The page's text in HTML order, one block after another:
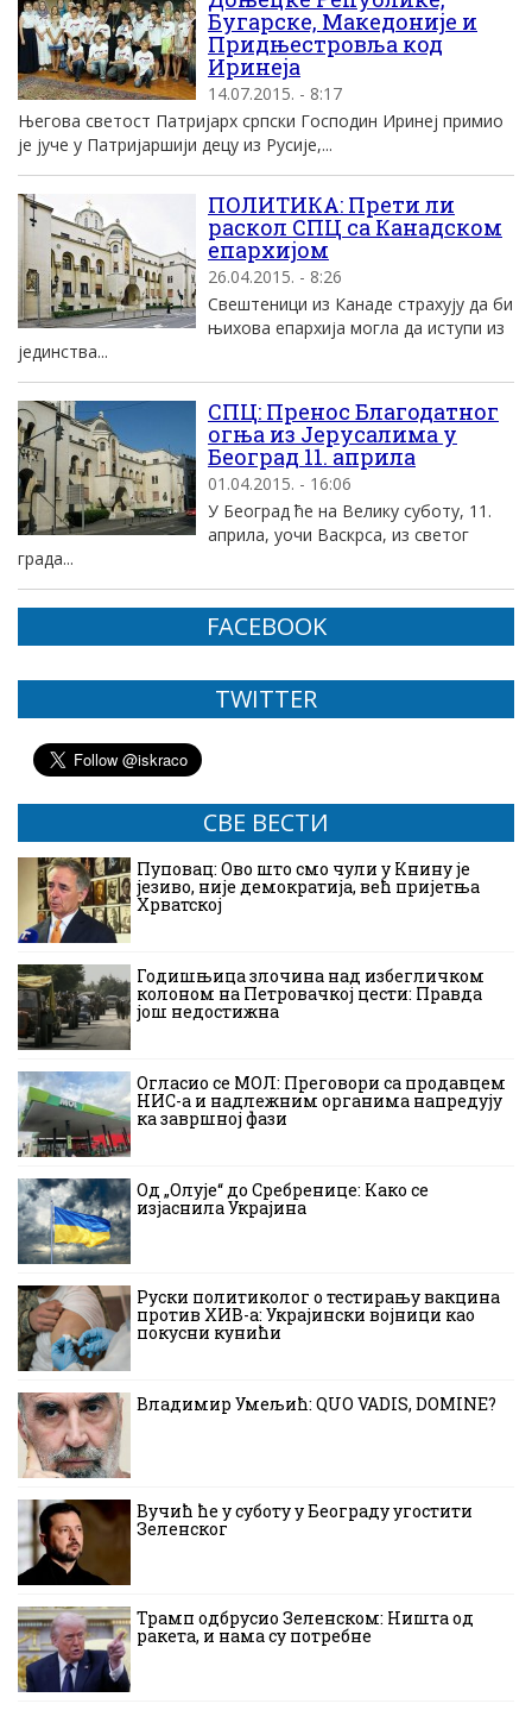
Бугарске, Македоније и
Придњестровља код
Иринеја
14.07.2015. - 8:17
Његова светост Патријарх српски Господин Иринеј примио
је јуче у Патријаршији децу из Русије,...
ПОЛИТИКА: Прети ли
раскол СПЦ са Канадском
епархијом
26.04.2015. - 8:26
Свештеници из Канаде страхују да би
њихова епархија могла да иступи из
јединства...
СПЦ: Пренос Благодатног
огња из Јерусалима у
Београд 11. априла
01.04.2015. - 16:06
У Београд ће на Велику суботу, 11.
априла, уочи Васкрса, из светог
града...
FACEBOOK
TWITTER
СВЕ ВЕСТИ
Пуповац: Ово што смо чули у Книну је
језиво, није демократија, већ пријетња
Хрватској
Годишњица злочина над избегличком
колоном на Петровачкој цести: Правда
још недостижна
Огласио се МОЛ: Преговори са продавцем
НИС-а и надлежним органима напредују
ка завршној фази
Од „Олује“ до Сребренице: Како се
изјаснила Украјина
Руски политиколог о тестирању вакцина
против ХИВ-а: Украјински војници као
покусни кунићи
Владимир Умељић: QUO VADIS, DOMINE?
Вучић ће у суботу у Београду угостити
Зеленског
Трамп одбрусио Зеленском: Ништа од
ракета, и нама су потребне